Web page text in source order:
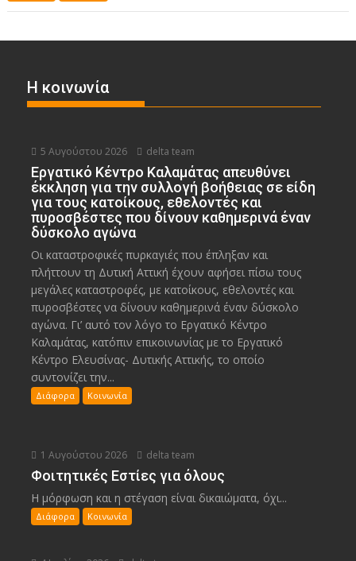
Η κοινωνία
5 Αυγούστου 2026 delta team
Εργατικό Κέντρο Καλαμάτας απευθύνει
έκκληση για την συλλογή βοήθειας σε είδη
για τους κατοίκους, εθελοντές και
πυροσβέστες που δίνουν καθημερινά έναν
δύσκολο αγώνα
Οι καταστροφικές πυρκαγιές που έπληξαν και
πλήττουν τη Δυτική Αττική έχουν αφήσει πίσω τους
μεγάλες καταστροφές, με κατοίκους, εθελοντές και
πυροσβέστες να δίνουν καθημερινά έναν δύσκολο
αγώνα. Γι’ αυτό τον λόγο το Εργατικό Κέντρο
Καλαμάτας, κατόπιν επικοινωνίας με το Εργατικό
Κέντρο Ελευσίνας- Δυτικής Αττικής, το οποίο
συντονίζει την...
Διάφορα Κοινωνία
1 Αυγούστου 2026 delta team
Φοιτητικές Εστίες για όλους
Η μόρφωση και η στέγαση είναι δικαιώματα, όχι...
Διάφορα Κοινωνία